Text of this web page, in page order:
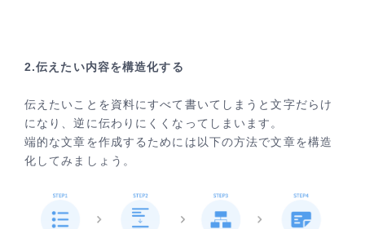
2.伝えたい内容を構造化する
伝えたいことを資料にすべて書いてしまうと文字だらけ
になり、逆に伝わりにくくなってしまいます。
端的な文章を作成するためには以下の方法で文章を構造
化してみましょう。